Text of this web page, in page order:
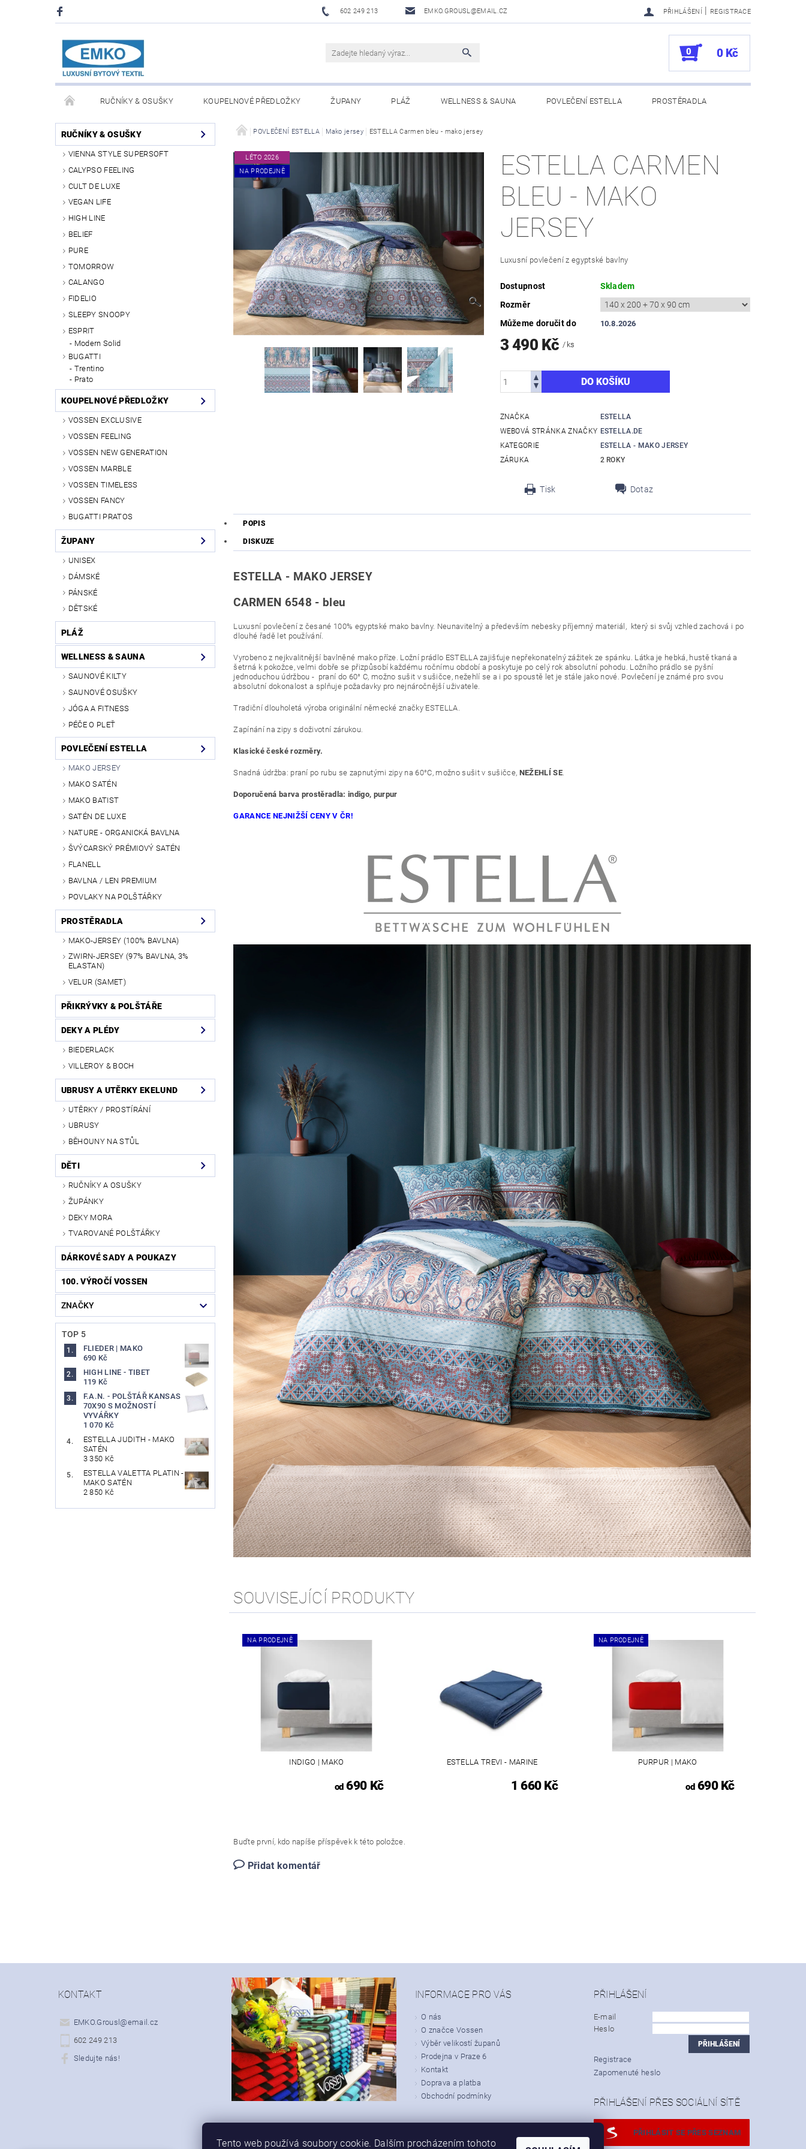
602 249 213 EMKO.GROUSL@EMAIL.CZ PŘIHLÁŠENÍ | REGISTRACE
0 0 Kč
RUČNÍKY & OSUŠKY KOUPELNOVÉ PŘEDLOŽKY ŽUPANY PLÁŽ WELLNESS & SAUNA POVLEČENÍ ESTELLA PROSTĚRADLA
PŘIKRÝVKY & POLŠTÁŘE DEKY A PLÉDY UBRUSY A UTĚRKY EKELUND DĚTI DÁRKOVÉ SADY A POUKAZY
OBCHODNÍ PODMÍNKY
RUČNÍKY & OSUŠKY
VIENNA STYLE SUPERSOFT
CALYPSO FEELING
CULT DE LUXE
VEGAN LIFE
HIGH LINE
BELIEF
PURE
TOMORROW
CALANGO
FIDELIO
SLEEPY SNOOPY
ESPRIT
Modern Solid
BUGATTI
Trentino
Prato
KOUPELNOVÉ PŘEDLOŽKY
VOSSEN EXCLUSIVE
VOSSEN FEELING
VOSSEN NEW GENERATION
VOSSEN MARBLE
VOSSEN TIMELESS
VOSSEN FANCY
BUGATTI PRATOS
ŽUPANY
UNISEX
DÁMSKÉ
PÁNSKÉ
DĚTSKÉ
PLÁŽ
WELLNESS & SAUNA
SAUNOVÉ KILTY
SAUNOVÉ OSUŠKY
JÓGA A FITNESS
PÉČE O PLEŤ
POVLEČENÍ ESTELLA
MAKO JERSEY
MAKO SATÉN
MAKO BATIST
SATÉN DE LUXE
NATURE - ORGANICKÁ BAVLNA
ŠVÝCARSKÝ PRÉMIOVÝ SATÉN
FLANELL
BAVLNA / LEN PREMIUM
POVLAKY NA POLŠTÁŘKY
PROSTĚRADLA
MAKO-JERSEY (100% BAVLNA)
ZWIRN-JERSEY (97% BAVLNA, 3%
ELASTAN)
VELUR (SAMET)
PŘIKRÝVKY & POLŠTÁŘE
DEKY A PLÉDY
BIEDERLACK
VILLEROY & BOCH
UBRUSY A UTĚRKY EKELUND
UTĚRKY / PROSTÍRÁNÍ
UBRUSY
BĚHOUNY NA STŮL
DĚTI
RUČNÍKY A OSUŠKY
ŽUPÁNKY
DEKY MORA
TVAROVANÉ POLŠTÁŘKY
DÁRKOVÉ SADY A POUKAZY
100. VÝROČÍ VOSSEN
ZNAČKY
TOP 5
FLIEDER | MAKO
690 Kč
HIGH LINE - TIBET
119 Kč
F.A.N. - POLŠTÁŘ KANSAS
70X90 S MOŽNOSTÍ
VYVÁŘKY
1 070 Kč
ESTELLA JUDITH - MAKO
SATÉN
3 350 Kč
ESTELLA VALETTA PLATIN -
MAKO SATÉN
2 850 Kč
POVLEČENÍ ESTELLA Mako jersey ESTELLA Carmen bleu - mako jersey
LÉTO 2026
NA PRODEJNĚ
ESTELLA CARMEN
BLEU - MAKO
JERSEY
Luxusní povlečení z egyptské bavlny
Dostupnost
Skladem
Rozměr
Můžeme doručit do
10.8.2026
3 490 Kč/ ks
ZNAČKA
ESTELLA
WEBOVÁ STRÁNKA ZNAČKY ESTELLA.DE
KATEGORIE
ESTELLA - MAKO JERSEY
ZÁRUKA
2 ROKY
Tisk Dotaz
POPIS
DISKUZE
ESTELLA - MAKO JERSEY
CARMEN 6548 - bleu
Luxusní povlečení z česané 100% egyptské mako bavlny. Neunavitelný a především nebesky příjemný materiál, který si svůj vzhled zachová i po
dlouhé řadě let používání.
Vyrobeno z nejkvalitnější bavlněné mako příze. Ložní prádlo ESTELLA zajišťuje nepřekonatelný zážitek ze spánku. Látka je hebká, hustě tkaná a
šetrná k pokožce, velmi dobře se přizpůsobí každému ročnímu období a poskytuje po celý rok absolutní pohodu. Ložního prádlo se pyšní
jednoduchou údržbou - praní do 60° C, možno sušit v sušičce, nežehlí se a i po spoustě let je stále jako nové. Povlečení je známé pro svou
absolutní dokonalost a splňuje požadavky pro nejnáročnější uživatele.
Tradiční dlouholetá výroba originální německé značky ESTELLA.
Zapínání na zipy s doživotní zárukou.
Klasické české rozměry.
Snadná údržba: praní po rubu se zapnutými zipy na 60°C, možno sušit v sušičce, NEŽEHLÍ SE.
Doporučená barva prostěradla: indigo, purpur
GARANCE NEJNIŽŠÍ CENY V ČR!
SOUVISEJÍCÍ PRODUKTY
NA PRODEJNĚ
INDIGO | MAKO
od690 Kč
ESTELLA TREVI - MARINE
1 660 Kč
NA PRODEJNĚ
PURPUR | MAKO
od690 Kč
Buďte první, kdo napíše příspěvek k této položce.
Přidat komentář
KONTAKT
EMKO.Grousl@email.cz
602 249 213
Sledujte nás!
INFORMACE PRO VÁS
O nás
O značce Vossen
Výběr velikostí županů
Prodejna v Praze 6
Kontakt
Doprava a platba
Obchodní podmínky
PŘIHLÁŠENÍ
E-mail
Heslo
Registrace
Zapomenuté heslo
PŘIHLÁŠENÍ PŘES SOCIÁLNÍ SÍTĚ
PŘIHLÁSIT SE PŘES SEZNAM
Tento web používá soubory cookie. Dalším procházením tohoto